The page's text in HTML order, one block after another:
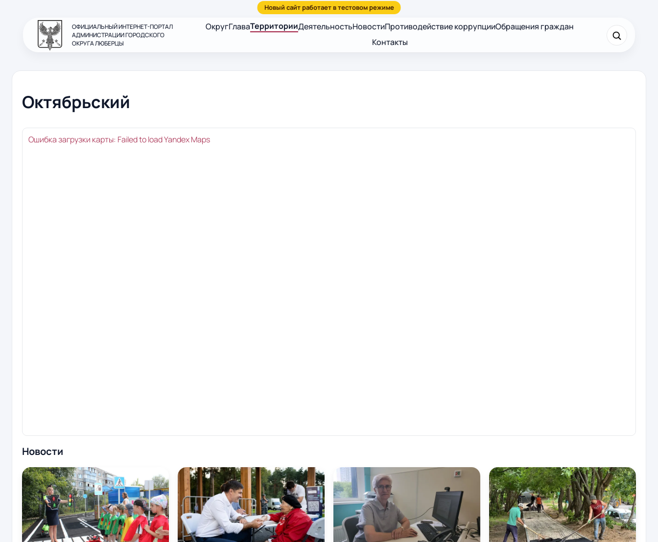
ОФИЦИАЛЬНЫЙ ИНТЕРНЕТ-ПОРТАЛ
АДМИНИСТРАЦИИ ГОРОДСКОГО
ОКРУГА ЛЮБЕРЦЫ
ОкругГлаваТерриторииДеятельностьНовостиПротиводействие коррупцииОбращения граждан
Контакты
Найти ×
Октябрьский
Ошибка загрузки карты: Failed to load Yandex Maps
Новости